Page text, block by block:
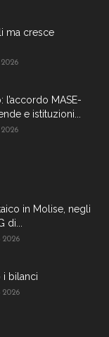
ma cresce
2026
l’accordo MASE-
e istituzioni...
2026
in Molise, negli
di...
2026
i bilanci
2026